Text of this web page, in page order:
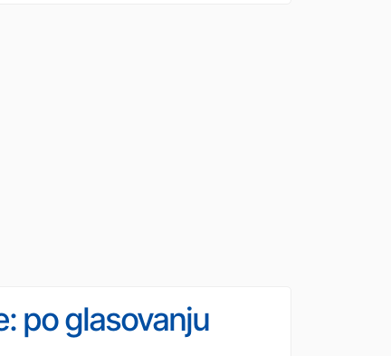
po glasovanju